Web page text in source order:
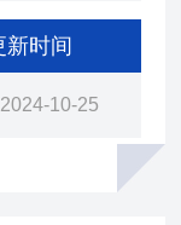
种样品测试
量者的负担
新时间
2024-10-25